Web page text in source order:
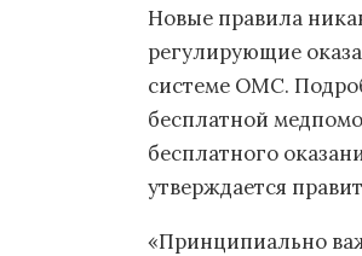
Новые правила
регулирующие
системе ОМС.
бесплатной
бесплатного
утверждается
«Принципиально